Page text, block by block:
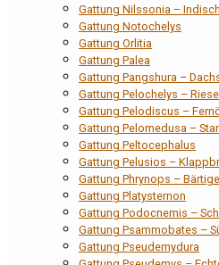
Gattung Nilssonia –
Gattung Notochelys
Gattung Orlitia
Gattung Palea
Gattung Pangshura –
Gattung Pelochelys –
Gattung Pelodiscus –
Gattung Pelomedusa –
Gattung Peltocephalus
Gattung Pelusios –
Gattung Phrynops –
Gattung Platysternon
Gattung Podocnemis –
Gattung Psammobates –
Gattung Pseudemydura